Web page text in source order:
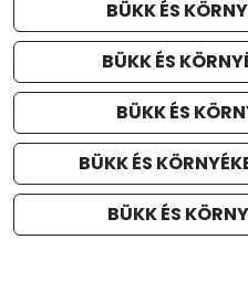
BÜKK ÉS
BÜKK ÉS
BÜKK ÉS
BÜKK ÉS
BÜKK ÉS